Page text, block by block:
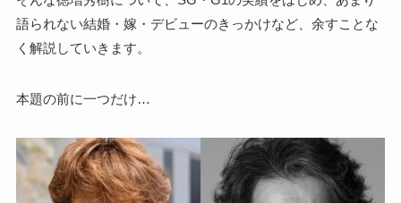
語られない結婚・嫁・デビューのきっかけなど、余すことな
く解説していきます。
本題の前に一つだけ…